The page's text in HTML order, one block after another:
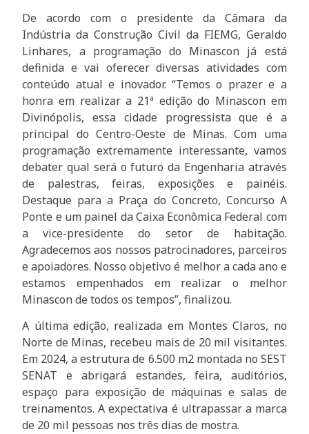
De acordo com o presidente da Câmara da
Indústria da Construção Civil da FIEMG, Geraldo
Linhares, a programação do Minascon já está
definida e vai oferecer diversas atividades com
conteúdo atual e inovador. “Temos o prazer e a
honra em realizar a 21ª edição do Minascon em
Divinópolis, essa cidade progressista que é a
principal do Centro-Oeste de Minas. Com uma
programação extremamente interessante, vamos
debater qual será o futuro da Engenharia através
de palestras, feiras, exposições e painéis.
Destaque para a Praça do Concreto, Concurso A
Ponte e um painel da Caixa Econômica Federal com
a vice-presidente do setor de habitação.
Agradecemos aos nossos patrocinadores, parceiros
e apoiadores. Nosso objetivo é melhor a cada ano e
estamos empenhados em realizar o melhor
Minascon de todos os tempos”, finalizou.
A última edição, realizada em Montes Claros, no
Norte de Minas, recebeu mais de 20 mil visitantes.
Em 2024, a estrutura de 6.500 m2 montada no SEST
SENAT e abrigará estandes, feira, auditórios,
espaço para exposição de máquinas e salas de
treinamentos. A expectativa é ultrapassar a marca
de 20 mil pessoas nos três dias de mostra.